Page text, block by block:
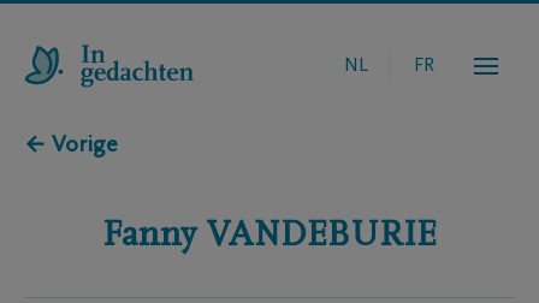
NL FR
← Vorige
Fanny VANDEBURIE